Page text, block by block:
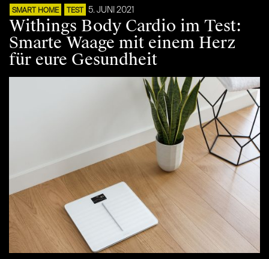
SMART HOME TEST 5. JUNI 2021
Withings Body Cardio im Test:
Smarte Waage mit einem Herz
für eure Gesundheit